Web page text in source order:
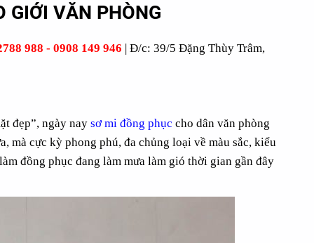
GIỚI VĂN PHÒNG
988 - 0908 149 946 | Đ/c: 39/5 Đặng Thùy Trâm,
đẹp”, ngày nay sơ mi đồng phục cho dân văn phòng
mà cực kỳ phong phú, đa chủng loại về màu sắc, kiểu
đồng phục đang làm mưa làm gió thời gian gần đây